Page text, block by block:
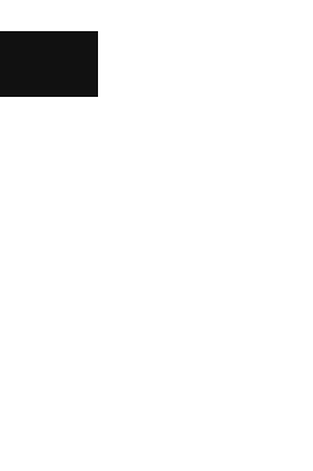
die Schaltflächen